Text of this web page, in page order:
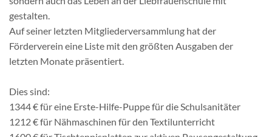
gestalten.
Auf seiner letzten Mitgliederversammlung hat der
Förderverein eine Liste mit den größten Ausgaben der
letzten Monate präsentiert.
Dies sind:
1344 € für eine Erste-Hilfe-Puppe für die Schulsanitäter
1212 € für Nähmaschinen für den Textilunterricht